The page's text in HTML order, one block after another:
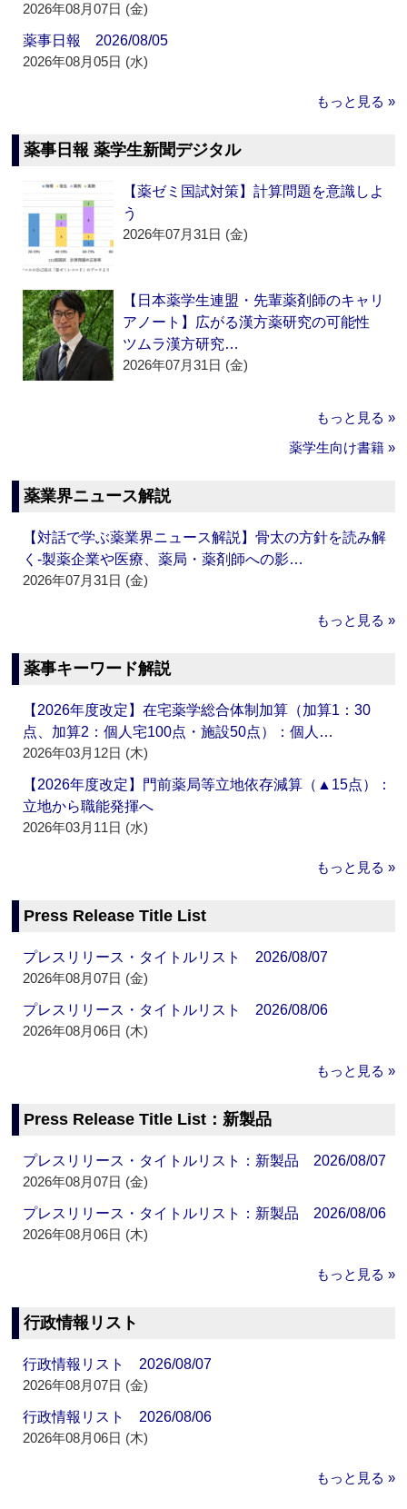
2026年08月07日 (金)
薬事日報 2026/08/05
2026年08月05日 (水)
もっと見る »
薬事日報 薬学生新聞デジタル
【薬ゼミ国試対策】計算問題を意識しよ
う
2026年07月31日 (金)
【日本薬学生連盟・先輩薬剤師のキャリ
アノート】広がる漢方薬研究の可能性
ツムラ漢方研究…
2026年07月31日 (金)
もっと見る »
薬学生向け書籍 »
薬業界ニュース解説
【対話で学ぶ薬業界ニュース解説】骨太の方針を読み解
く‐製薬企業や医療、薬局・薬剤師への影…
2026年07月31日 (金)
もっと見る »
薬事キーワード解説
【2026年度改定】在宅薬学総合体制加算（加算1：30
点、加算2：個人宅100点・施設50点）：個人…
2026年03月12日 (木)
【2026年度改定】門前薬局等立地依存減算（▲15点）：
立地から職能発揮へ
2026年03月11日 (水)
もっと見る »
Press Release Title List
プレスリリース・タイトルリスト 2026/08/07
2026年08月07日 (金)
プレスリリース・タイトルリスト 2026/08/06
2026年08月06日 (木)
もっと見る »
Press Release Title List：新製品
プレスリリース・タイトルリスト：新製品 2026/08/07
2026年08月07日 (金)
プレスリリース・タイトルリスト：新製品 2026/08/06
2026年08月06日 (木)
もっと見る »
行政情報リスト
行政情報リスト 2026/08/07
2026年08月07日 (金)
行政情報リスト 2026/08/06
2026年08月06日 (木)
もっと見る »